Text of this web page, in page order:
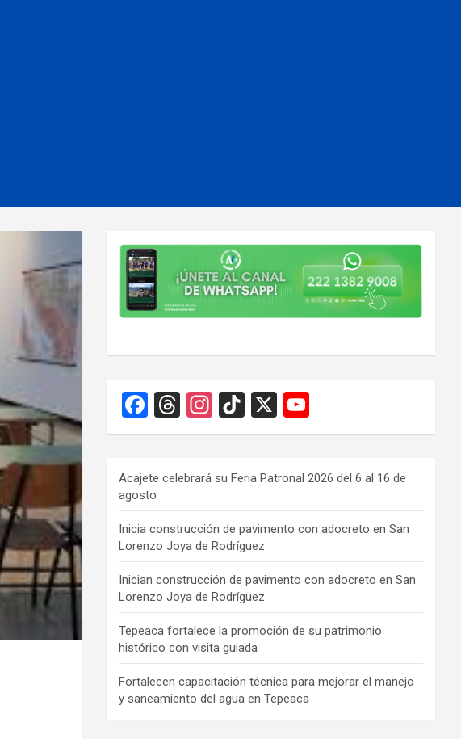
F
a
b
o
o
k
T
hr
a
d
s
In
st
gr
a
m
Ti
k
o
k
X
o
T
u
b
e
C
h
a
n
n
el
Acajete celebrará su Feria Patronal 2026 del 6 al 16 de
agosto
Inicia construcción de pavimento con adocreto en San
Lorenzo Joya de Rodríguez
Inician construcción de pavimento con adocreto en San
Lorenzo Joya de Rodríguez
Tepeaca fortalece la promoción de su patrimonio
histórico con visita guiada
Fortalecen capacitación técnica para mejorar el manejo
y saneamiento del agua en Tepeaca